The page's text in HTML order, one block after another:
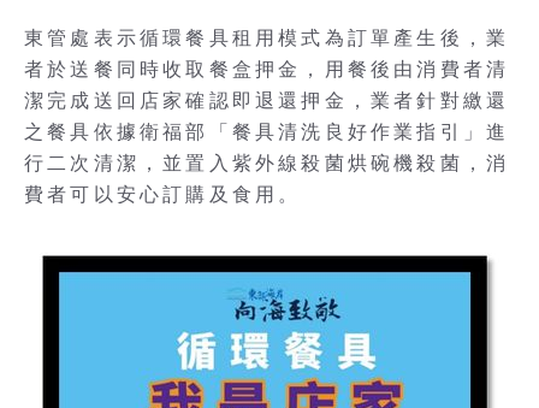
東管處表示循環餐具租用模式為訂單產生後，業
者於送餐同時收取餐盒押金，用餐後由消費者清
潔完成送回店家確認即退還押金，業者針對繳還
之餐具依據衛福部「餐具清洗良好作業指引」進
行二次清潔，並置入紫外線殺菌烘碗機殺菌，消
費者可以安心訂購及食用。